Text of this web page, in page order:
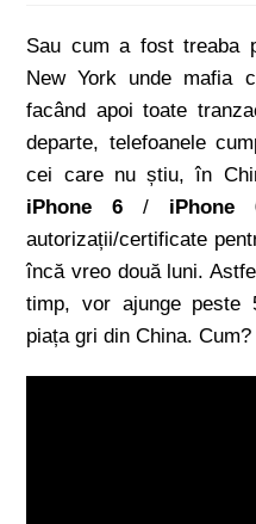
Sau cum a fost treaba
New York unde mafia
facând apoi toate
departe, telefoanele
cei care nu știu, în
iPhone 6/ iPhone
autorizații/certificate
încă vreo două luni.
timp, vor ajunge peste
piața gri din China.